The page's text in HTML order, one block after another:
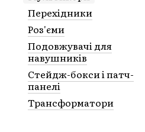
Перехідники
Роз'єми
Подовжувачі для
навушників
Стейдж-бокси і патч-
панелі
Трансформатори